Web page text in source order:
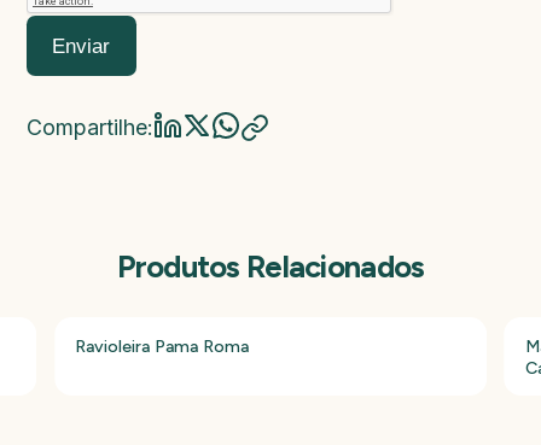
Enviar
Compartilhe:
Produtos Relacionados
Ravioleira Pama Roma